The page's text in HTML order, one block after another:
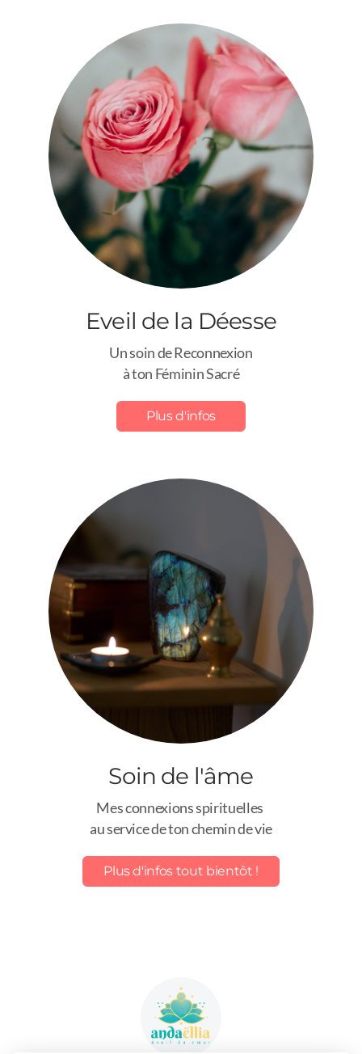
Eveil de la Déesse
Un soin de Reconnexion
à ton Féminin Sacré
Plus d'infos
Soin de l'âme
Mes connexions spirituelles
au servicede ton chemin de vie
Plus d'infos tout bientôt !